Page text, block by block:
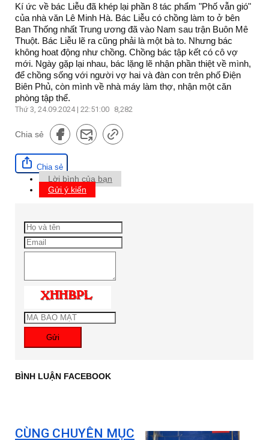
Kí ức về bác Liễu đã khép lại phần 8 tác phẩm "Phố vẫn gió"
của nhà văn Lê Minh Hà. Bác Liễu có chồng làm to ở bên
Ban Thống nhất Trung ương đã vào Nam sau trận Buôn Mê
Thuột. Bác Liễu lẽ ra cũng phải là một bà to. Nhưng bác
không hoat động như chồng. Chồng bác tập kết có cô vợ
mới. Ngày gặp lại nhau, bác lặng lẽ nhận phần thiệt về mình,
để chồng sống với người vợ hai và đàn con trên phố Điện
Biên Phủ, còn mình về nhà máy làm thợ, nhận một căn
phòng tập thể.
Thứ 3, 24.09.2024 | 22:51:00 8,282
Chia sẻ
Chia sẻ
Lời bình của bạn
Gửi ý kiến
Gửi
BÌNH LUẬN FACEBOOK
CÙNG CHUYÊN MỤC